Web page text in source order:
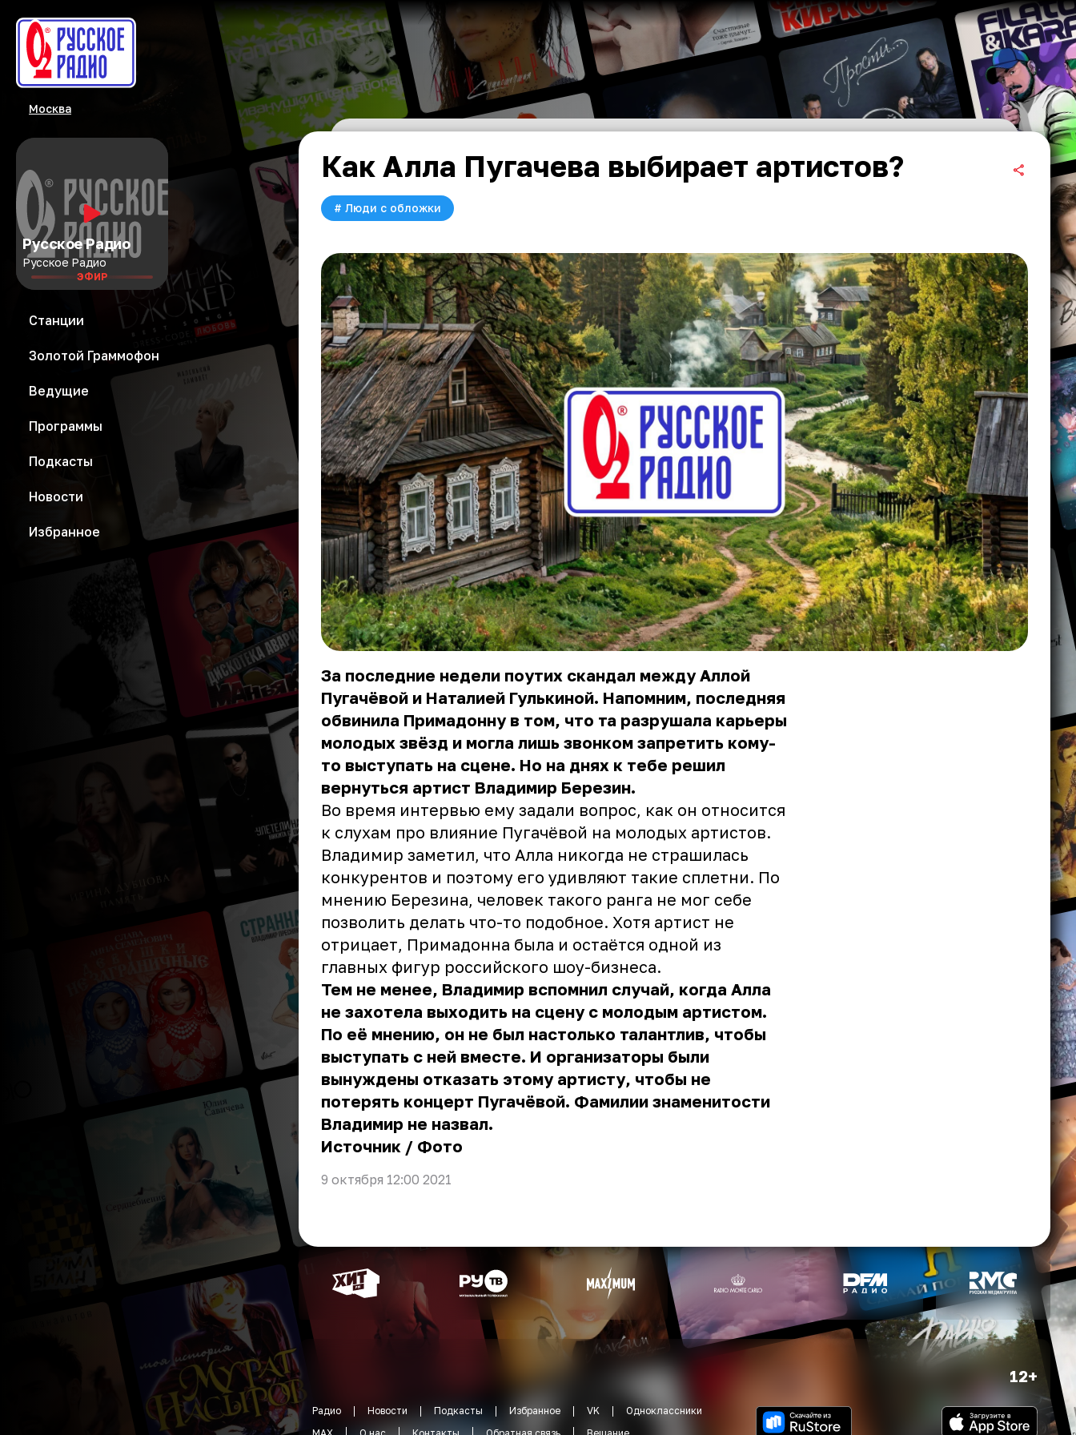
Москва
Русское Радио
Русское Радио
ЭФИР
Станции
Золотой Граммофон
Ведущие
Программы
Подкасты
Новости
Избранное
Как Алла Пугачева выбирает артистов?
# Люди с обложки
За последние недели поутих скандал между Аллой
Пугачёвой и Наталией Гулькиной. Напомним, последняя
обвинила Примадонну в том, что та разрушала карьеры
молодых звёзд и могла лишь звонком запретить кому-
то выступать на сцене. Но на днях к тебе решил
вернуться артист Владимир Березин.
Во время интервью ему задали вопрос, как он относится
к слухам про влияние Пугачёвой на молодых артистов.
Владимир заметил, что Алла никогда не страшилась
конкурентов и поэтому его удивляют такие сплетни. По
мнению Березина, человек такого ранга не мог себе
позволить делать что-то подобное. Хотя артист не
отрицает, Примадонна была и остаётся одной из
главных фигур российского шоу-бизнеса.
Тем не менее, Владимир вспомнил случай, когда Алла
не захотела выходить на сцену с молодым артистом.
По её мнению, он не был настолько талантлив, чтобы
выступать с ней вместе. И организаторы были
вынуждены отказать этому артисту, чтобы не
потерять концерт Пугачёвой. Фамилии знаменитости
Владимир не назвал.
Источник / Фото
9 октября 12:00 2021
12+
Радио Новости Подкасты Избранное VK
Одноклассники